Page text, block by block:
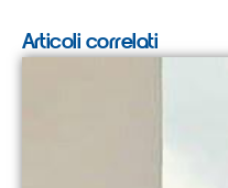
Articoli correlati